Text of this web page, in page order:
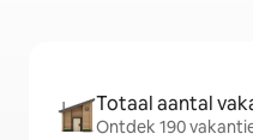
Totaal aantal
Ontdek 190